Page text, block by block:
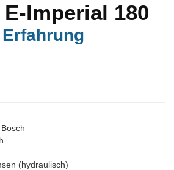
Imperial 180
(hydraulisch)